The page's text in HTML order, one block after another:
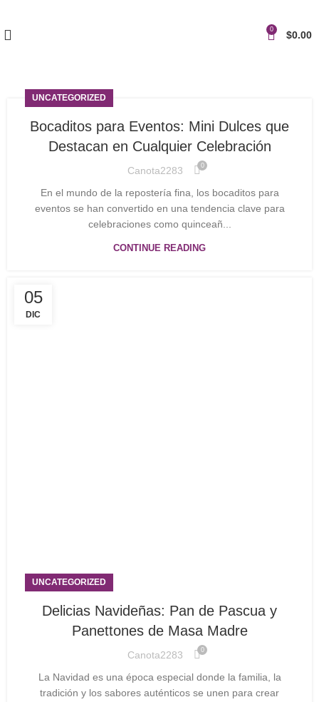
0 $0.00
UNCATEGORIZED
Bocaditos para Eventos: Mini Dulces que
Destacan en Cualquier Celebración
Canota2283 0
En el mundo de la repostería fina, los bocaditos para
eventos se han convertido en una tendencia clave para
celebraciones como quinceañ...
CONTINUE READING
05
DIC
UNCATEGORIZED
Delicias Navideñas: Pan de Pascua y
Panettones de Masa Madre
Canota2283 0
La Navidad es una época especial donde la familia, la
tradición y los sabores auténticos se unen para crear